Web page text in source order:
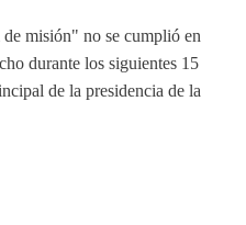
misión" no se cumplió en
durante los siguientes 15
de la presidencia de la